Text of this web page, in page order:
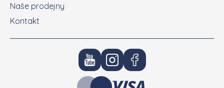
Naše prodejny
Kontakt